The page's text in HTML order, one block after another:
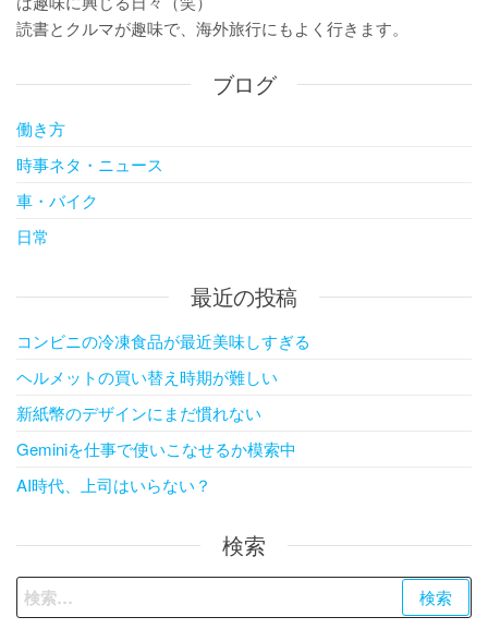
読書とクルマが趣味で、海外旅行にもよく行きます。
ブログ
働き方
時事ネタ・ニュース
車・バイク
日常
最近の投稿
コンビニの冷凍食品が最近美味しすぎる
ヘルメットの買い替え時期が難しい
新紙幣のデザインにまだ慣れない
Geminiを仕事で使いこなせるか模索中
AI時代、上司はいらない？
検索
検
索: